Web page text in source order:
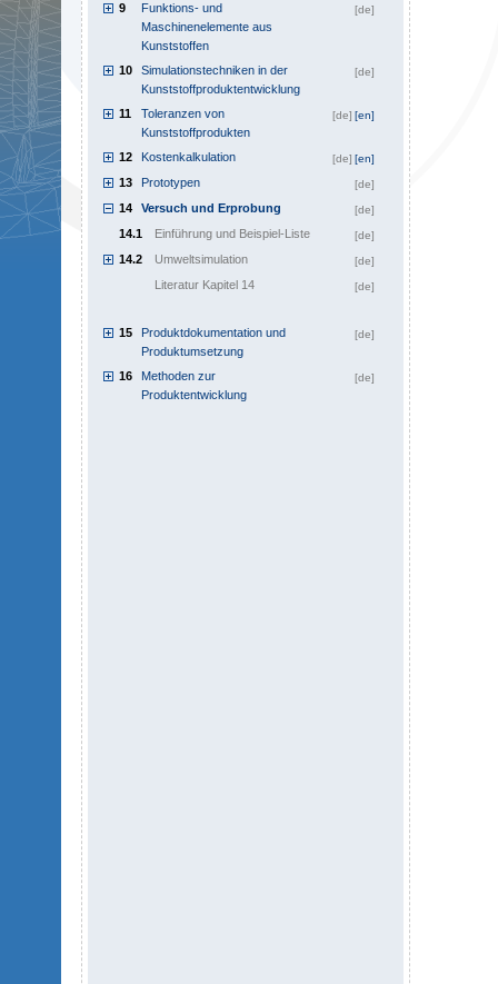
9
Funktions- und
Maschinenelemente aus
Kunststoffen
[de]
10
Simulationstechniken in der
Kunststoffproduktentwicklung
[de]
11
Toleranzen von
Kunststoffprodukten
[en]
[de]
12 Kostenkalkulation [en]
[de]
13 Prototypen [de]
14 Versuch und Erprobung [de]
14.1 Einführung und Beispiel-Liste [de]
14.2 Umweltsimulation [de]
Literatur Kapitel 14 [de]
15
Produktdokumentation und
Produktumsetzung
[de]
16
Methoden zur
Produktentwicklung
[de]